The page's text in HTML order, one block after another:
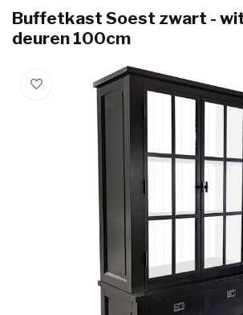
Buffetkast Soest zwart -
deuren 100cm